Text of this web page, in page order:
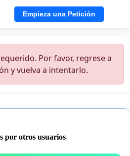
Empieza una Petición
Por favor, regrese a
y vuelva a intentarlo.
por otros usuarios